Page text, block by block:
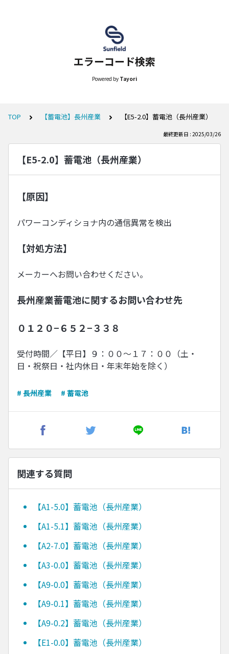
エラーコード検索
Powered by Tayori
TOP 【蓄電池】長州産業 【E5-2.0】蓄電池（長州産業）
最終更新日 : 2025/03/26
【E5-2.0】蓄電池（長州産業）
【原因】
パワーコンディショナ内の通信異常を検出
【対処方法】
メーカーへお問い合わせください。
長州産業蓄電池に関するお問い合わせ先
０１２０−６５２−３３８
受付時間／【平日】９：００〜１７：００（土・
日・祝祭日・社内休日・年末年始を除く）
# 長州産業 # 蓄電池
関連する質問
【A1-5.0】蓄電池（長州産業）
【A1-5.1】蓄電池（長州産業）
【A2-7.0】蓄電池（長州産業）
【A3-0.0】蓄電池（長州産業）
【A9-0.0】蓄電池（長州産業）
【A9-0.1】蓄電池（長州産業）
【A9-0.2】蓄電池（長州産業）
【E1-0.0】蓄電池（長州産業）